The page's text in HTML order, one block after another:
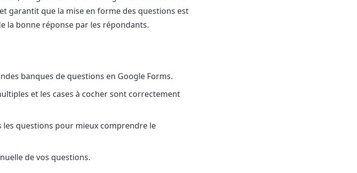
garantit que la mise en forme des questions est
la bonne réponse par les répondants.
banques de questions en Google Forms.
et les cases à cocher sont correctement
les questions pour mieux comprendre le
de vos questions.